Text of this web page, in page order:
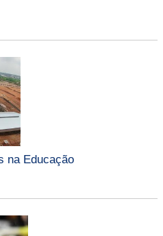
na Educação